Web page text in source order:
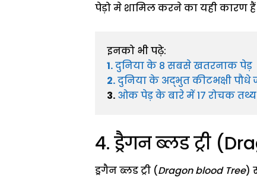
पेड़ो मे शामिल करने का यही कारण
इनको भी पढ़े:
1. दुनिया के 8 सबसे खतरनाक पेड़
2. दुनिया के अद्भुत कीटभक्षी
3. ओक पेड़ के बारे में 17 रोचक
4. ड्रैगन ब्लड ट्री
ड्रगैन ब्लड ट्री (Dragon blood Tree)